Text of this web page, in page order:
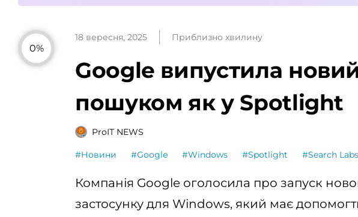
0%
18 вересня, 2025 Приблизно хвилину
Google випустила
пошуком як у Spotlight
ProIT NEWS
#Новини #Google #Windows #Spotlight #Search Labs
Компанія Google оголосила про запуск
застосунку для Windows, який має